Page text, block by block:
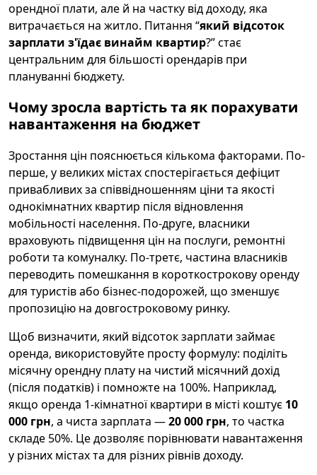
орендної плати, але й на частку від доходу, яка
витрачається на житло. Питання “який відсоток
зарплати з'їдає винайм квартир?” стає
центральним для більшості орендарів при
плануванні бюджету.
Чому зросла вартість та як порахувати
навантаження на бюджет
Зростання цін пояснюється кількома факторами. По-
перше, у великих містах спостерігається дефіцит
привабливих за співвідношенням ціни та якості
однокімнатних квартир після відновлення
мобільності населення. По-друге, власники
враховують підвищення цін на послуги, ремонтні
роботи та комуналку. По-третє, частина власників
переводить помешкання в короткострокову оренду
для туристів або бізнес-подорожей, що зменшує
пропозицію на довгостроковому ринку.
Щоб визначити, який відсоток зарплати займає
оренда, використовуйте просту формулу: поділіть
місячну орендну плату на чистий місячний дохід
(після податків) і помножте на 100%. Наприклад,
якщо оренда 1-кімнатної квартири в місті коштує 10
000 грн, а чиста зарплата —20 000 грн, то частка
складе 50%. Це дозволяє порівнювати навантаження
у різних містах та для різних рівнів доходу.